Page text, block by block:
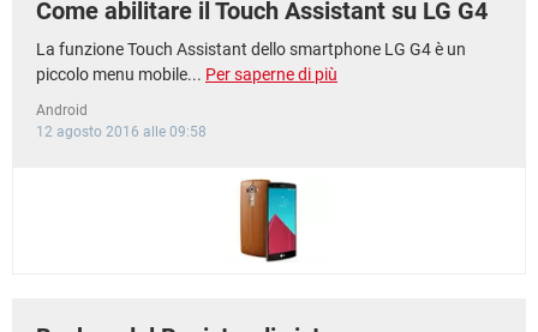
Come abilitare il Touch Assistant su LG G4
La funzione Touch Assistant dello smartphone LG G4 è un
piccolo menu mobile... Per saperne di più
Android
12 agosto 2016 alle 09:58